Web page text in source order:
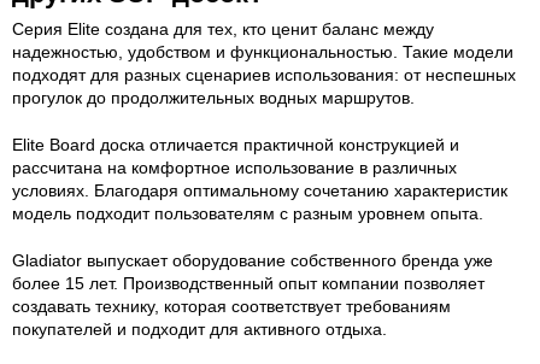
Серия Elite создана для тех, кто ценит баланс между
надежностью, удобством и функциональностью. Такие модели
подходят для разных сценариев использования: от неспешных
прогулок до продолжительных водных маршрутов.
Elite Board доска отличается практичной конструкцией и
рассчитана на комфортное использование в различных
условиях. Благодаря оптимальному сочетанию характеристик
модель подходит пользователям с разным уровнем опыта.
Gladiator выпускает оборудование собственного бренда уже
более 15 лет. Производственный опыт компании позволяет
создавать технику, которая соответствует требованиям
покупателей и подходит для активного отдыха.